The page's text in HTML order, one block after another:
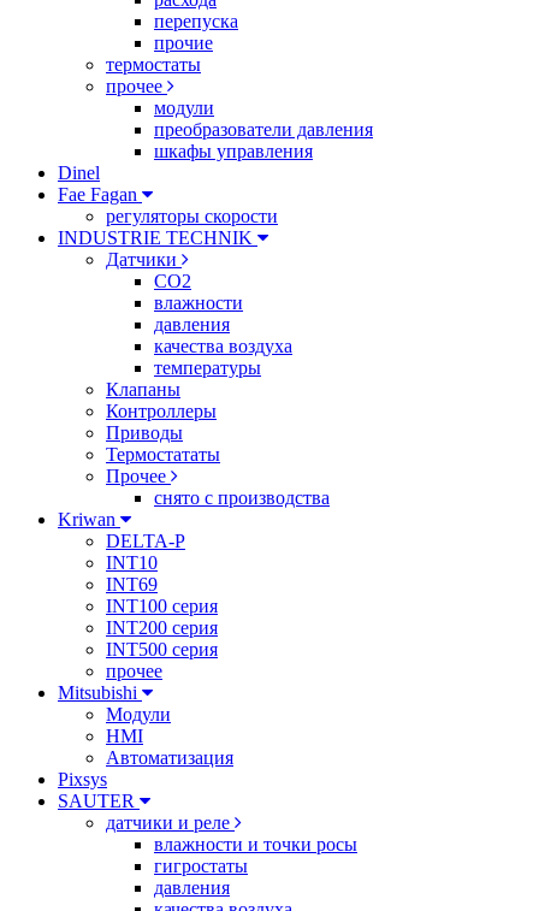
перепуска
прочие
термостаты
прочее
модули
преобразователи давления
шкафы управления
Dinel
Fae Fagan
регуляторы скорости
INDUSTRIE TECHNIK
Датчики
CO2
влажности
давления
качества воздуха
температуры
Клапаны
Контроллеры
Приводы
Термостататы
Прочее
снято с производства
Kriwan
DELTA-P
INT10
INT69
INT100 серия
INT200 серия
INT500 серия
прочее
Mitsubishi
Модули
HMI
Автоматизация
Pixsys
SAUTER
датчики и реле
влажности и точки росы
гигростаты
давления